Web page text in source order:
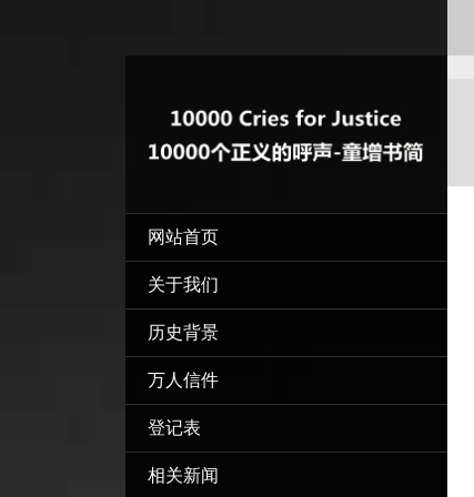
网站首页
关于我们
历史背景
万人信件
登记表
相关新闻